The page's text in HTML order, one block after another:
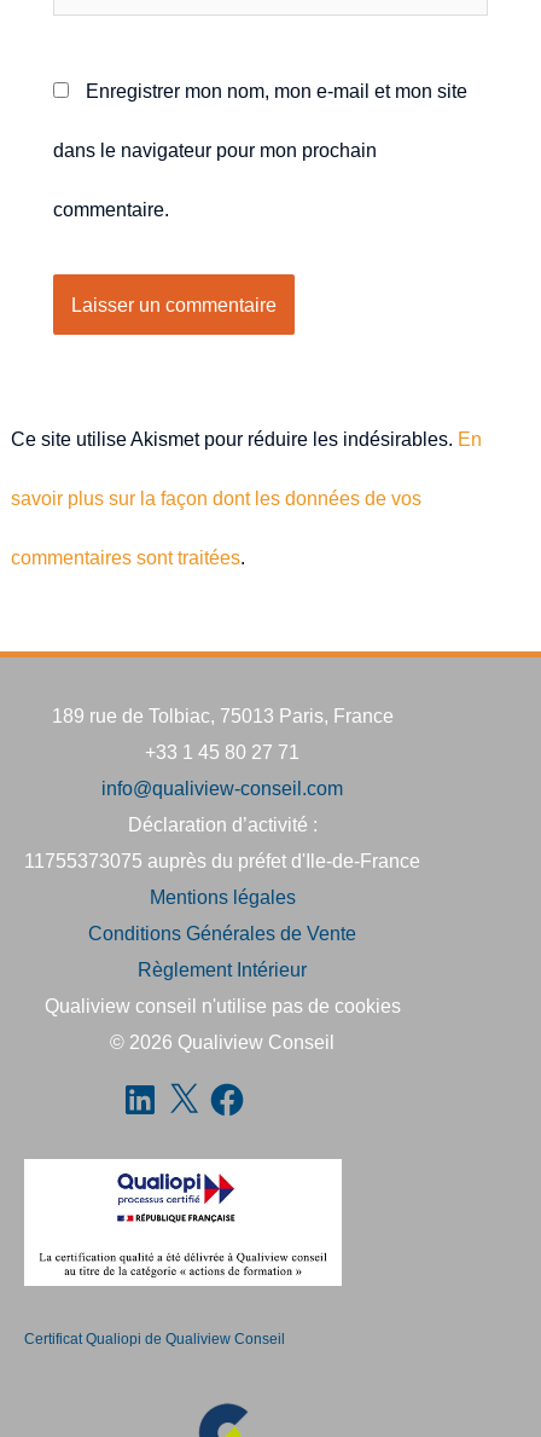
Enregistrer mon nom, mon e-mail et mon site
dans le navigateur pour mon prochain
commentaire.
Ce site utilise Akismet pour réduire les indésirables. En
savoir plus sur la façon dont les données de vos
commentaires sont traitées.
189 rue de Tolbiac, 75013 Paris, France
+33 1 45 80 27 71
info@qualiview-conseil.com
Déclaration d’activité :
11755373075 auprès du préfet d'Ile-de-France
Mentions légales
Conditions Générales de Vente
Règlement Intérieur
Qualiview conseil n'utilise pas de cookies
© 2026 Qualiview Conseil
Certificat Qualiopi de Qualiview Conseil